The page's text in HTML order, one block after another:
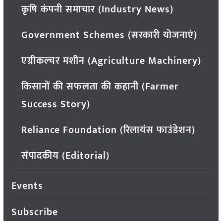
कृषि कंपनी समाचार (Industry News)
Government Schemes (सरकारी योजनाएं)
एग्रीकल्चर मशीन (Agriculture Machinery)
किसानों की सफलता की कहानी (Farmer
Success Story)
Reliance Foundation (रिलायंस फाउंडेशन)
संपादकीय (Editorial)
Events
Subscribe